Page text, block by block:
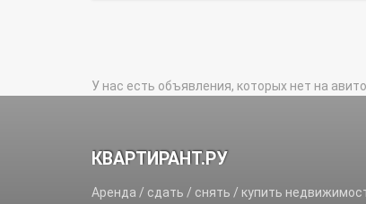
У нас есть объявления, которых нет на
КВАРТИРАНТ.РУ
Аренда / сдать / снять / купить